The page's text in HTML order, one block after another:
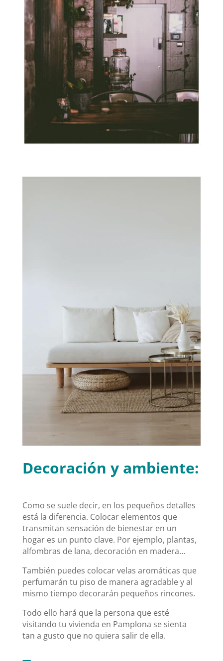
Decoración y ambiente:
Como se suele decir, en los pequeños detalles
está la diferencia. Colocar elementos que
transmitan sensación de bienestar en un
hogar es un punto clave. Por ejemplo, plantas,
alfombras de lana, decoración en madera…
También puedes colocar velas aromáticas que
perfumarán tu piso de manera agradable y al
mismo tiempo decorarán pequeños rincones.
Todo ello hará que la persona que esté
visitando tu vivienda en Pamplona se sienta
tan a gusto que no quiera salir de ella.